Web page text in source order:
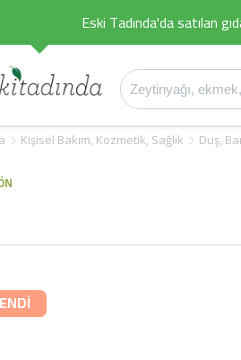
Eski Tadında'da satılan
Kişisel Bakım, Kozmetik, Sağlık Duş,